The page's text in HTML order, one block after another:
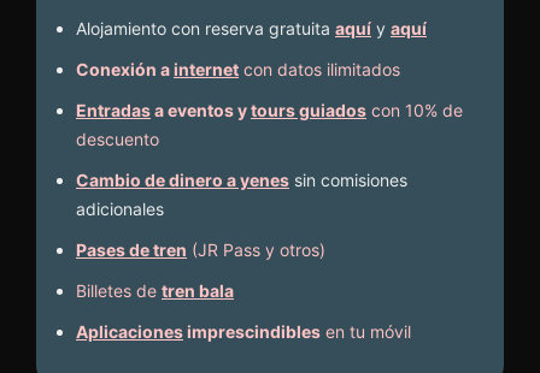
Alojamiento con reserva gratuita aquí y aquí
Conexión ainternet con datos ilimitados
Entradasa eventos ytours guiados con 10% de
descuento
Cambio de dinero a yenes sin comisiones
adicionales
Pases de tren (JR Pass y otros)
Billetes de tren bala
Aplicacionesimprescindibles en tu móvil